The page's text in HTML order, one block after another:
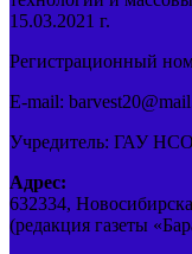
15.03.2021 г.
Регистрационный
E-mail:
Учредитель: ГАУ
Адрес:
632334,
(редакция газеты